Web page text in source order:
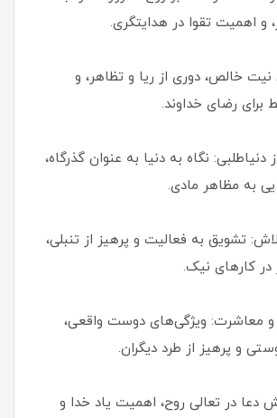
و اهمیت تقوا در هدایتگری.
خالص، دوری از ریا و تظاهر، و
برای رضای خداوند.
دنیاطلبی: نگاه به دنیا به عنوان گذرگاه،
به مظاهر مادی.
تشویق به فعالیت و پرهیز از تنبلی،
در کارهای نیک.
معاشرت: ویژگی‌های دوست واقعی،
و پرهیز از طرد دیگران.
دعا در تعالی روح، اهمیت یاد خدا و